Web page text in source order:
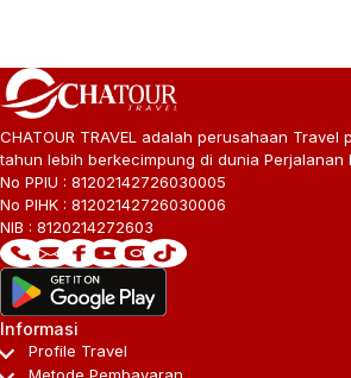
CHATOUR TRAVEL adalah perusahaan Travel
tahun lebih berkecimpung di dunia Perjalanan
No PPIU : 81202142726030005
No PIHK : 81202142726030006
NIB : 8120214272603
Informasi
Profile Travel